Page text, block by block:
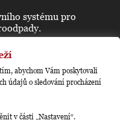
systému pro
abychom Vám poskytovali
údajů o sledování procházení
v části „Nastavení“.